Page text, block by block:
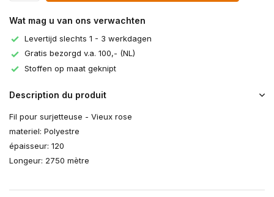
Wat mag u van ons verwachten
Levertijd slechts 1 - 3 werkdagen
Gratis bezorgd v.a. 100,- (NL)
Stoffen op maat geknipt
Description du produit
Fil pour surjetteuse - Vieux rose
materiel: Polyestre
épaisseur: 120
Longeur: 2750 mètre